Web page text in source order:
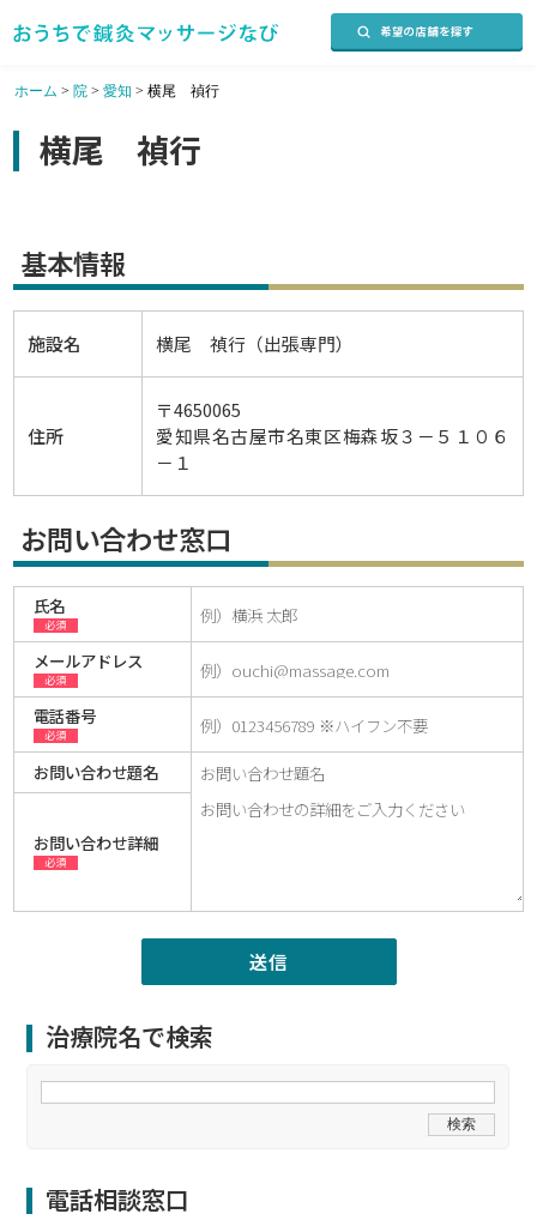
ホーム > 院> 愛知 > 横尾 禎行
横尾 禎行
基本情報
施設名 横尾 禎行（出張専門）
住所
〒4650065
愛知県名古屋市名東区梅森坂３－５１０６
－１
お問い合わせ窓口
氏名
必須
メールアドレス
必須
電話番号
必須
お問い合わせ題名
お問い合わせ詳細
必須
治療院名で検索
電話相談窓口